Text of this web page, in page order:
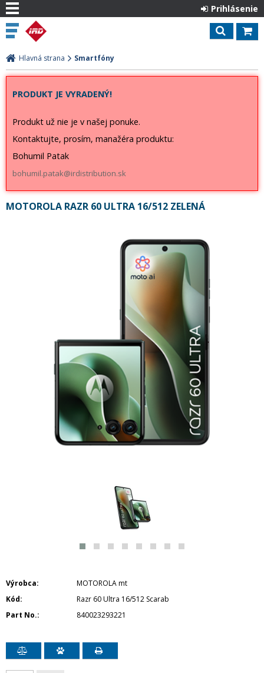
Prihlásenie
Hlavná strana Smartfóny
PRODUKT JE VYRADENÝ!
Produkt už nie je v našej ponuke.
Kontaktujte, prosím, manažéra produktu:
Bohumil Patak
bohumil.patak@irdistribution.sk
MOTOROLA RAZR 60 ULTRA 16/512 ZELENÁ
Výrobca
MOTOROLA mt
Kód
Razr 60 Ultra 16/512 Scarab
Part No.
840023293221